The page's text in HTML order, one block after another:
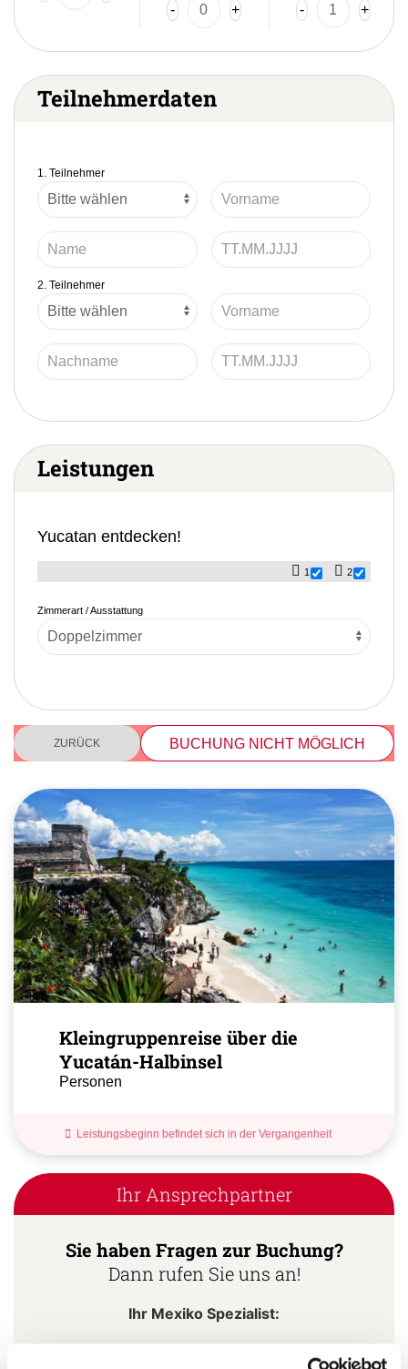
-
+
-
+
Teilnehmerdaten
1. Teilnehmer
2. Teilnehmer
Leistungen
Yucatan entdecken!
1 2
Zimmerart / Ausstattung
ZURÜCK BUCHUNG NICHT MÖGLICH
Kleingruppenreise über die
Yucatán-Halbinsel
Personen
Leistungsbeginn befindet sich in der Vergangenheit
Ihr Ansprechpartner
Sie haben Fragen zur Buchung?
Dann rufen Sie uns an!
Ihr Mexiko Spezialist: